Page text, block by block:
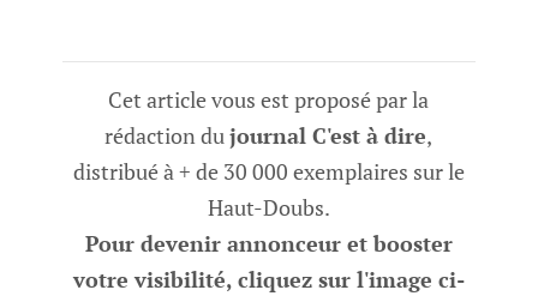
Cet article vous est proposé par la
rédaction dujournal C'est à dire,
distribué à + de 30 000 exemplaires sur le
Haut-Doubs.
Pour devenir annonceur et booster
votre visibilité, cliquez sur l'image ci-